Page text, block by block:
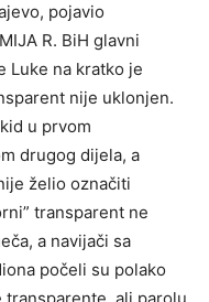
pojavio
R. BiH glavni
Luke na kratko je
nije uklonjen.
u prvom
drugog dijela, a
želio označiti
transparent ne
a navijači sa
počeli su polako